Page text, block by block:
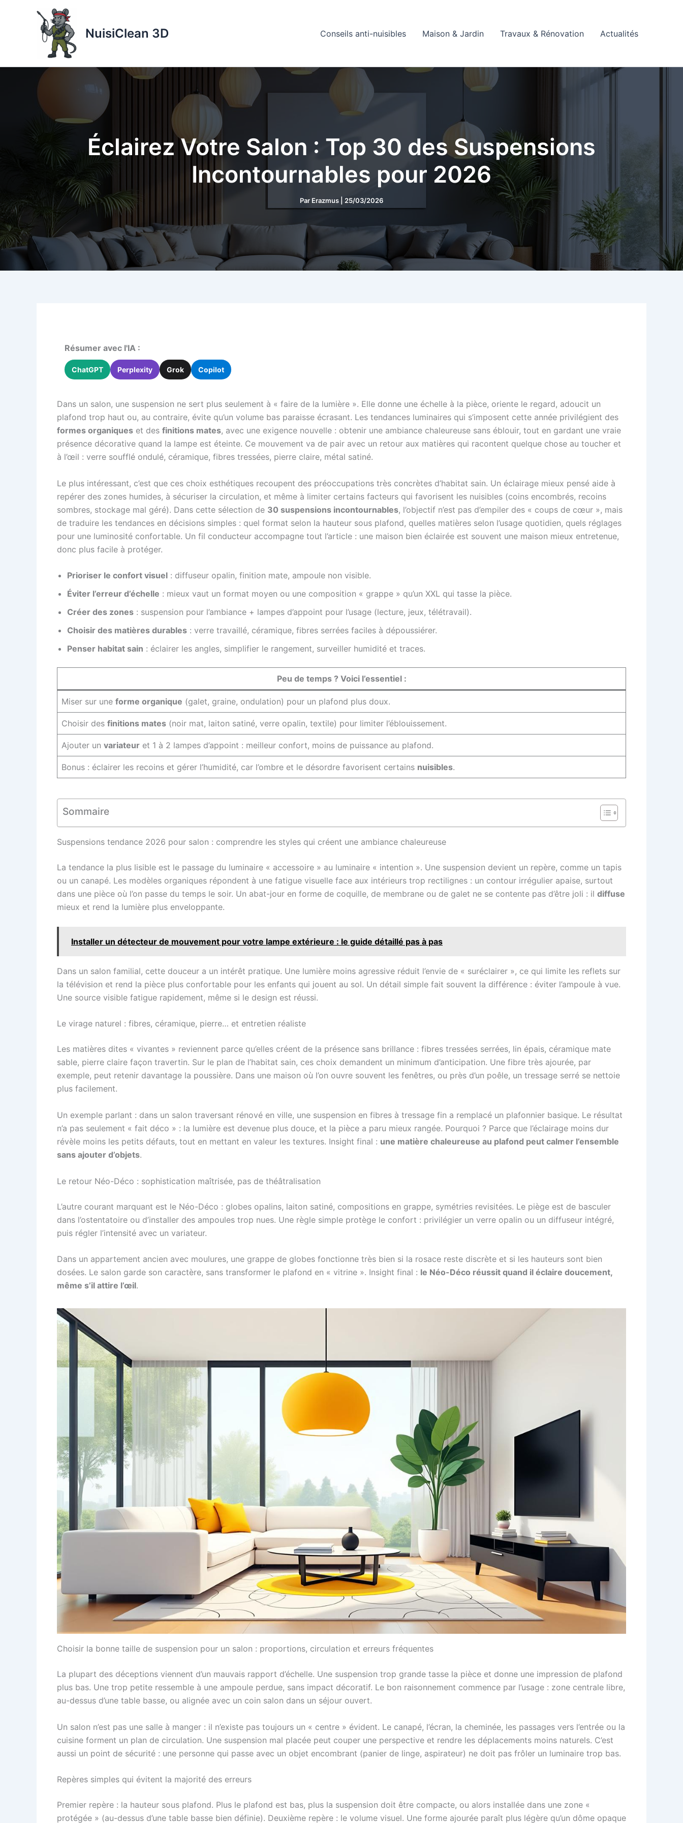
NuisiClean 3D Conseils anti-nuisibles Maison & Jardin Travaux & Rénovation Actualités
Éclairez Votre Salon : Top 30 des Suspensions
Incontournables pour 2026
Par Erazmus 25/03/2026
Résumer avec l'IA :
ChatGPT Perplexity Grok Copilot
Dans un salon, une suspension ne sert plus seulement à « faire de la lumière ». Elle donne une échelle à la pièce, oriente le regard, adoucit un
plafond trop haut ou, au contraire, évite qu’un volume bas paraisse écrasant. Les tendances luminaires qui s’imposent cette année privilégient des
formes organiques et des finitions mates, avec une exigence nouvelle : obtenir une ambiance chaleureuse sans éblouir, tout en gardant une vraie
présence décorative quand la lampe est éteinte. Ce mouvement va de pair avec un retour aux matières qui racontent quelque chose au toucher et
à l’œil : verre soufflé ondulé, céramique, fibres tressées, pierre claire, métal satiné.
Le plus intéressant, c’est que ces choix esthétiques recoupent des préoccupations très concrètes d’habitat sain. Un éclairage mieux pensé aide à
repérer des zones humides, à sécuriser la circulation, et même à limiter certains facteurs qui favorisent les nuisibles (coins encombrés, recoins
sombres, stockage mal géré). Dans cette sélection de 30 suspensions incontournables, l’objectif n’est pas d’empiler des « coups de cœur », mais
de traduire les tendances en décisions simples : quel format selon la hauteur sous plafond, quelles matières selon l’usage quotidien, quels réglages
pour une luminosité confortable. Un fil conducteur accompagne tout l’article : une maison bien éclairée est souvent une maison mieux entretenue,
donc plus facile à protéger.
Prioriser le confort visuel : diffuseur opalin, finition mate, ampoule non visible.
Éviter l’erreur d’échelle : mieux vaut un format moyen ou une composition « grappe » qu’un XXL qui tasse la pièce.
Créer des zones : suspension pour l’ambiance + lampes d’appoint pour l’usage (lecture, jeux, télétravail).
Choisir des matières durables : verre travaillé, céramique, fibres serrées faciles à dépoussiérer.
Penser habitat sain : éclairer les angles, simplifier le rangement, surveiller humidité et traces.
Peu de temps ? Voici l’essentiel :
Miser sur une forme organique (galet, graine, ondulation) pour un plafond plus doux.
Choisir des finitions mates (noir mat, laiton satiné, verre opalin, textile) pour limiter l’éblouissement.
Ajouter un variateur et 1 à 2 lampes d’appoint : meilleur confort, moins de puissance au plafond.
Bonus : éclairer les recoins et gérer l’humidité, car l’ombre et le désordre favorisent certains nuisibles.
Sommaire
Suspensions tendance 2026 pour salon : comprendre les styles qui créent une ambiance chaleureuse
La tendance la plus lisible est le passage du luminaire « accessoire » au luminaire « intention ». Une suspension devient un repère, comme un tapis
ou un canapé. Les modèles organiques répondent à une fatigue visuelle face aux intérieurs trop rectilignes : un contour irrégulier apaise, surtout
dans une pièce où l’on passe du temps le soir. Un abat-jour en forme de coquille, de membrane ou de galet ne se contente pas d’être joli : il diffuse
mieux et rend la lumière plus enveloppante.
Installer un détecteur de mouvement pour votre lampe extérieure : le guide détaillé pas à pas
Dans un salon familial, cette douceur a un intérêt pratique. Une lumière moins agressive réduit l’envie de « suréclairer », ce qui limite les reflets sur
la télévision et rend la pièce plus confortable pour les enfants qui jouent au sol. Un détail simple fait souvent la différence : éviter l’ampoule à vue.
Une source visible fatigue rapidement, même si le design est réussi.
Le virage naturel : fibres, céramique, pierre… et entretien réaliste
Les matières dites « vivantes » reviennent parce qu’elles créent de la présence sans brillance : fibres tressées serrées, lin épais, céramique mate
sable, pierre claire façon travertin. Sur le plan de l’habitat sain, ces choix demandent un minimum d’anticipation. Une fibre très ajourée, par
exemple, peut retenir davantage la poussière. Dans une maison où l’on ouvre souvent les fenêtres, ou près d’un poêle, un tressage serré se nettoie
plus facilement.
Un exemple parlant : dans un salon traversant rénové en ville, une suspension en fibres à tressage fin a remplacé un plafonnier basique. Le résultat
n’a pas seulement « fait déco » : la lumière est devenue plus douce, et la pièce a paru mieux rangée. Pourquoi ? Parce que l’éclairage moins dur
révèle moins les petits défauts, tout en mettant en valeur les textures. Insight final : une matière chaleureuse au plafond peut calmer l’ensemble
sans ajouter d’objets.
Le retour Néo-Déco : sophistication maîtrisée, pas de théâtralisation
L’autre courant marquant est le Néo-Déco : globes opalins, laiton satiné, compositions en grappe, symétries revisitées. Le piège est de basculer
dans l’ostentatoire ou d’installer des ampoules trop nues. Une règle simple protège le confort : privilégier un verre opalin ou un diffuseur intégré,
puis régler l’intensité avec un variateur.
Dans un appartement ancien avec moulures, une grappe de globes fonctionne très bien si la rosace reste discrète et si les hauteurs sont bien
dosées. Le salon garde son caractère, sans transformer le plafond en « vitrine ». Insight final : le Néo-Déco réussit quand il éclaire doucement,
même s’il attire l’œil.
Choisir la bonne taille de suspension pour un salon : proportions, circulation et erreurs fréquentes
La plupart des déceptions viennent d’un mauvais rapport d’échelle. Une suspension trop grande tasse la pièce et donne une impression de plafond
plus bas. Une trop petite ressemble à une ampoule perdue, sans impact décoratif. Le bon raisonnement commence par l’usage : zone centrale libre,
au-dessus d’une table basse, ou alignée avec un coin salon dans un séjour ouvert.
Un salon n’est pas une salle à manger : il n’existe pas toujours un « centre » évident. Le canapé, l’écran, la cheminée, les passages vers l’entrée ou la
cuisine forment un plan de circulation. Une suspension mal placée peut couper une perspective et rendre les déplacements moins naturels. C’est
aussi un point de sécurité : une personne qui passe avec un objet encombrant (panier de linge, aspirateur) ne doit pas frôler un luminaire trop bas.
Repères simples qui évitent la majorité des erreurs
Premier repère : la hauteur sous plafond. Plus le plafond est bas, plus la suspension doit être compacte, ou alors installée dans une zone «
protégée » (au-dessus d’une table basse bien définie). Deuxième repère : le volume visuel. Une forme ajourée paraît plus légère qu’un dôme opaque